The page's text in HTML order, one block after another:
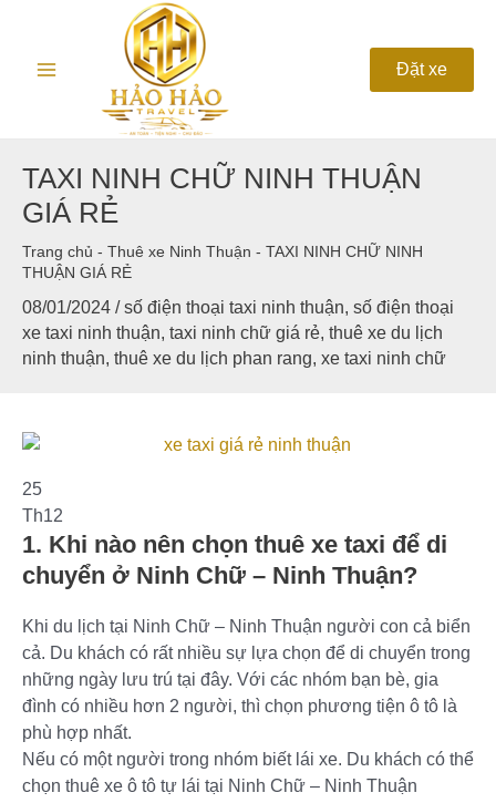
Menu
Đặt xe
TAXI NINH CHỮ NINH THUẬN
GIÁ RẺ
Trang chủ - Thuê xe Ninh Thuận - TAXI NINH CHỮ NINH
THUẬN GIÁ RẺ
08/01/2024 /số điện thoại taxi ninh thuận, số điện thoại
xe taxi ninh thuận, taxi ninh chữ giá rẻ, thuê xe du lịch
ninh thuận, thuê xe du lịch phan rang, xe taxi ninh chữ
25
Th12
1. Khi nào nên chọn thuê xe taxi để di
chuyển ở Ninh Chữ – Ninh Thuận?
Khi du lịch tại Ninh Chữ – Ninh Thuận người con cả biển
cả. Du khách có rất nhiều sự lựa chọn để di chuyển trong
những ngày lưu trú tại đây. Với các nhóm bạn bè, gia
đình có nhiều hơn 2 người, thì chọn phương tiện ô tô là
phù hợp nhất.
Nếu có một người trong nhóm biết lái xe. Du khách có thể
chọn thuê xe ô tô tự lái tại Ninh Chữ – Ninh Thuận